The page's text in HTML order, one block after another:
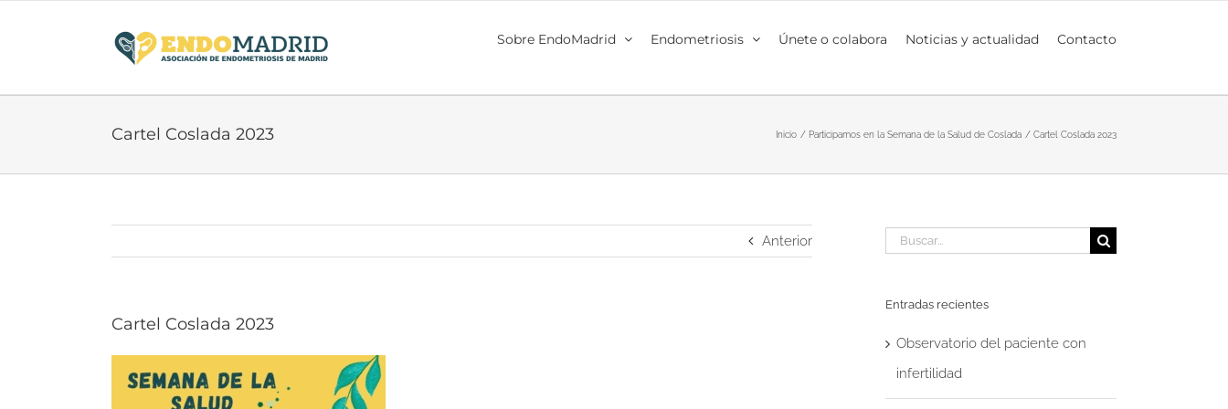
Sobre EndoMadrid Endometriosis Únete o colabora Noticias y actualidad Contacto
Cartel Coslada 2023 Inicio Participamos en la Semana de la Salud de Coslada Cartel Coslada 2023
Anterior
Cartel Coslada 2023
Buscar:
Entradas recientes
Observatorio del paciente con
infertilidad